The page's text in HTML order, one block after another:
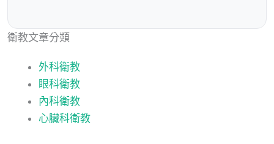
衛教文章分類
外科衛教
眼科衛教
內科衛教
心臟科衛教